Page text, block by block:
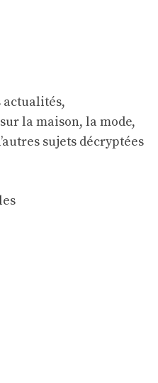
actualités,
la maison, la mode,
sujets décryptées